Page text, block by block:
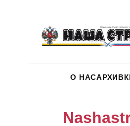
О НАСАРХИВ